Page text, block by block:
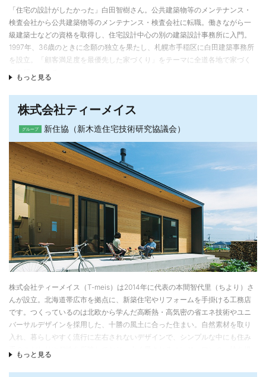
「住宅の設計がしたかった」白田智樹さん。公共建築物等のメンテナンス・
検査会社から公共建築物等のメンテナンス・検査会社に転職。働きながら一
級建築士などの資格を取得し、住宅設計中心の別の建築設計事務所に入門。
1997年、36歳のときに念願の独立を果たし、札幌市手稲区に白田建築事務所
を設立。「顧客満足度を最優先した家づくり」をテーマに全道各地で家づく
りを行っている。
材料の「質」を見極め「素」材の良さを活かした家づくり
大工本来の技術を活かした家づくり。フェノールフォームによる外張り断熱
を採用し、気密を外側で確保することで、内部は柱や構造用合板を表わしに
するなど、素材感たっぷりな仕上げが特徴。内装材を重ねないため、コスト
ダウンにもつながっている。
自然エネルギーを活用した給気と循環システム
床暖房によって蓄熱された地中に「アースチューブ」を設置し、外気を地中
の熱で温めながら給気する方法を採用。地中熱を活用することで、冬は暖房
負荷を軽減し、夏には逆に、外気温より低い温度を保つ地中の冷たさを利用
することで冷房負荷が抑えられる。
排気熱を活用した融雪システムも
24時間換気によって排気される熱を再利用した「融雪溝」も提案。住宅性能
を高めるだけでなく、エネルギー循環にも着目した省エネな家づくりを行っ
ている。
もっと見る
株式会社ティーメイス
グループ 新住協（新木造住宅技術研究協議会）
株式会社ティーメイス（T-meis）は2014年に代表の本間智代里（ちより）さ
んが設立。北海道帯広市を拠点に、新築住宅やリフォームを手掛ける工務店
です。つくっているのは北欧から学んだ高断熱・高気密の省エネ技術やユニ
バーサルデザインを採用した、十勝の風土に合った住まい。自然素材を取り
入れ、暮らしやすく流行に左右されないデザインで、シンプルな中にも住み
手のこだわりや個性を反映しており、永く愛されるオンリーワンの一棟を提
もっと見る